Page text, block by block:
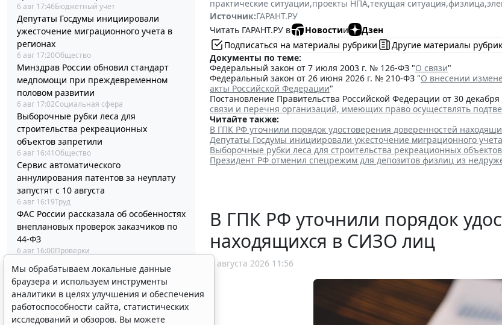
6 авг 17:46Бюджетный учет
Депутаты Госдумы инициировали
ужесточение миграционного учета в
регионах
6 авг 17:20Общество
Минздрав России обновил стандарт
медпомощи при преждевременном
половом развитии
6 авг 17:02Социальная сфера
Выборочные рубки леса для
строительства рекреационных
объектов запретили
6 авг 16:41 Общество
Сервис автоматического
аннулирования патентов за неуплату
запустят с 10 августа
6 авг 16:19Труд
ФАС России рассказала об особенностях
внеплановых проверок заказчиков по
44-ФЗ
6 авг 16:00Проверки
Процедуру приостановки или запрета
реализации опасной продукции
оптимизируют
6 авг 15:39Бизнес
ФНС России планирует урегулировать
практические ситуации,проекты НПА,текущая ситуация,физлица,
Источник:ГАРАНТ.РУ
Читать ГАРАНТ.РУ в
Новостии
Дзен
Подписаться на материалы рубрики
Другие материалы
Документы по теме:
Федеральный закон от 7 июля 2003 г. № 126-ФЗ "О связи"
Федеральный закон от 26 июня 2026 г. № 210-ФЗ "О внесении
акты Российской Федерации"
Постановление Правительства Российской Федерации от 30
связи и перечня организаций, имеющих право осуществлять
Читайте также:
В ГПК РФ уточнили порядок удостоверения доверенностей
Депутаты Госдумы инициировали ужесточение миграционного
Выборочные рубки леса для строительства рекреационных
Президент РФ отменил спецрежим для депозитов физлиц из
В ГПК РФ уточнили порядок
находящихся в СИЗО лиц
7 августа 2026 11:56
Мы обрабатываем локальные данные
браузера и используем инструменты
аналитики в целях улучшения и обеспечения
работоспособности сайта, статистических
исследований и обзоров. Вы можете